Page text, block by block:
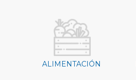
ALIMENTACIÓN